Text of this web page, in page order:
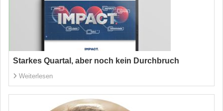
Starkes Quartal, aber noch kein Durchbruch
Weiterlesen